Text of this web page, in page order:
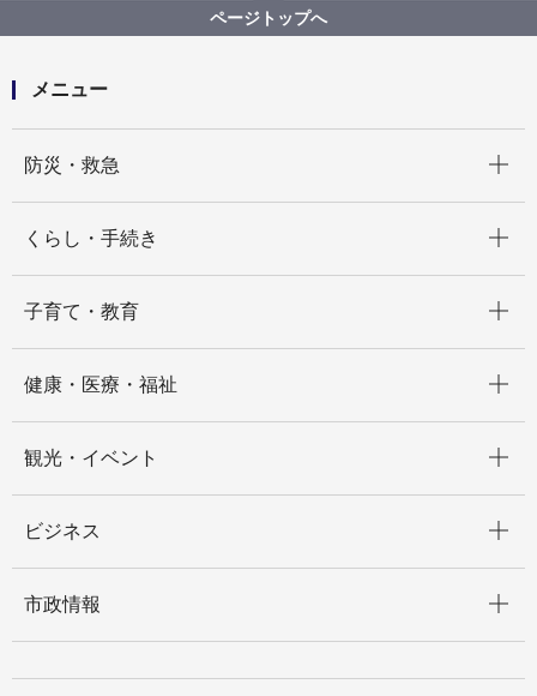
診療科・各部門のご案内
脳神経内科
めまい診療について
ページトップへ
メニュー
防災・救急
くらし・手続き
子育て・教育
健康・医療・福祉
観光・イベント
ビジネス
市政情報